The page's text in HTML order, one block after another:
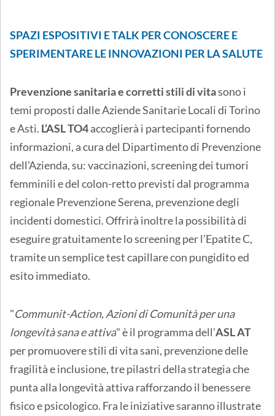
SPAZI ESPOSITIVI E TALK PER CONOSCERE E
SPERIMENTARE LE INNOVAZIONI PER LA SALUTE
Prevenzione sanitaria e corretti stili di vitasono i
temi proposti dalle Aziende Sanitarie Locali di Torino
e Asti. L’ASL TO4accoglierà i partecipanti fornendo
informazioni, a cura del Dipartimento di Prevenzione
dell’Azienda, su: vaccinazioni, screening dei tumori
femminili e del colon-retto previsti dal programma
regionale Prevenzione Serena, prevenzione degli
incidenti domestici. Offrirà inoltre la possibilità di
eseguire gratuitamente lo screening per l’Epatite C,
tramite un semplice test capillare con pungidito ed
esito immediato.
"Communit-Action, Azioni di Comunità per una
longevità sana e attiva" è il programma dell’ASL AT
per promuovere stili di vita sani, prevenzione delle
fragilità e inclusione, tre pilastri della strategia che
punta alla longevità attiva rafforzando il benessere
fisico e psicologico. Fra le iniziative saranno illustrate